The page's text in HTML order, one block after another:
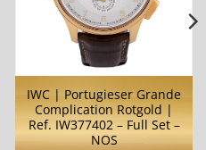
IWC | Portugieser Grande
Complication Rotgold |
Ref. IW377402 – Full Set –
NOS